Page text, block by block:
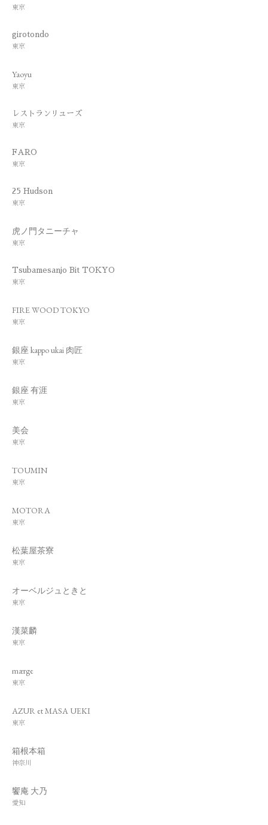
東京
girotondo
東京
Yaoyu
東京
レストランリューズ
東京
FARO
東京
25 Hudson
東京
虎ノ門タニーチャ
東京
Tsubamesanjo Bit TOKYO
東京
FIRE WOOD TOKYO
東京
銀座 kappo ukai 肉匠
東京
銀座 有涯
東京
美会
東京
TOUMIN
東京
MOTORA
東京
松葉屋茶寮
東京
オーベルジュときと
東京
漢菜麟
東京
mærge
東京
AZUR et MASA UEKI
東京
箱根本箱
神奈川
饗庵 大乃
愛知